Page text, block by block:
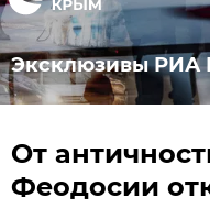
Эксклюзивы РИА
От
Феодосии